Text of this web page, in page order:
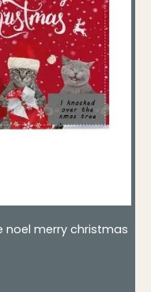
noel merry christmas